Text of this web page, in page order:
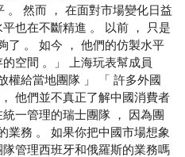
。 然而 ， 在面對市場變化日益
也在不斷精進 。 以前 ， 只是
了 。 如今 ， 他們的仿製水平
空間 。」 上海玩表幫成員
權給當地團隊 」 「 許多外國
他們並不真正了解中國消費者
一管理的瑞士團隊 ， 因為團
業務 。 如果你把中國市場想象
管理西班牙和俄羅斯的業務嗎